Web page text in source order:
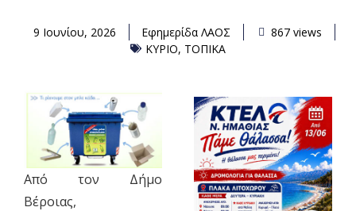
9 Ιουνίου, 2026 Εφημερίδα ΛΑΟΣ
867 views
ΚΥΡΙΟ, ΤΟΠΙΚΑ
Από τον Δήμο
Βέροιας,